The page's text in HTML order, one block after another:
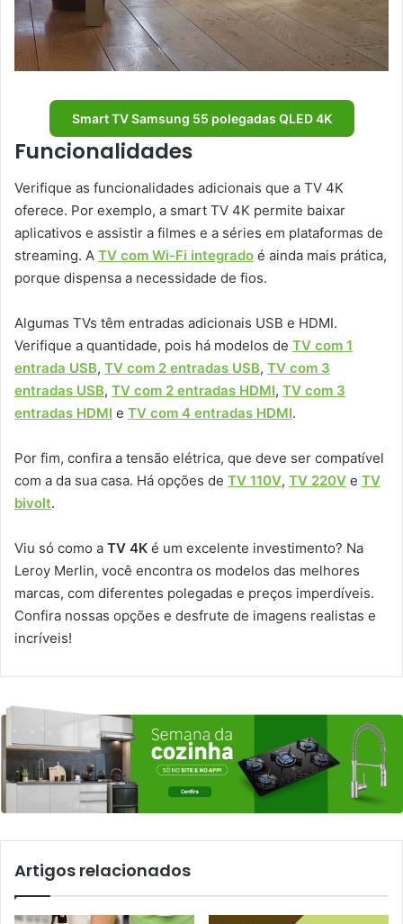
Smart TV Samsung 55 polegadas QLED 4K
Funcionalidades
Verifique as funcionalidades adicionais que a TV 4K
oferece. Por exemplo, a smart TV 4K permite baixar
aplicativos e assistir a filmes e a séries em plataformas de
streaming. A TV com Wi-Fi integrado é ainda mais prática,
porque dispensa a necessidade de fios.
Algumas TVs têm entradas adicionais USB e HDMI.
Verifique a quantidade, pois há modelos de TV com 1
entrada USB, TV com 2 entradas USB, TV com 3
entradas USB, TV com 2 entradas HDMI, TV com 3
entradas HDMI e TV com 4 entradas HDMI.
Por fim, confira a tensão elétrica, que deve ser compatível
com a da sua casa. Há opções de TV 110V, TV 220V e TV
bivolt.
Viu só como a TV 4K é um excelente investimento? Na
Leroy Merlin, você encontra os modelos das melhores
marcas, com diferentes polegadas e preços imperdíveis.
Confira nossas opções e desfrute de imagens realistas e
incríveis!
Artigos relacionados